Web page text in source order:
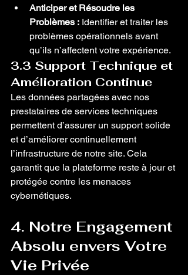
Anticiper et Résoudre les
Problèmes : Identifier et traiter les
problèmes opérationnels avant
qu’ils n’affectent votre expérience.
3.3 Support Technique et
Amélioration Continue
Les données partagées avec nos
prestataires de services techniques
permettent d’assurer un support solide
et d’améliorer continuellement
l’infrastructure de notre site. Cela
garantit que la plateforme reste à jour et
protégée contre les menaces
cybernétiques.
4. Notre Engagement
Absolu envers Votre
Vie Privée